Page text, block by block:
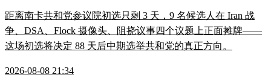
距离南卡共和党参议院初选只剩 3 天，9 名候选人在 Iran 战
争、DSA、Flock 摄像头、阻挠议事四个议题上正面摊牌——
这场初选将决定 88 天后中期选举共和党的真正方向。
2026-08-08 21:34